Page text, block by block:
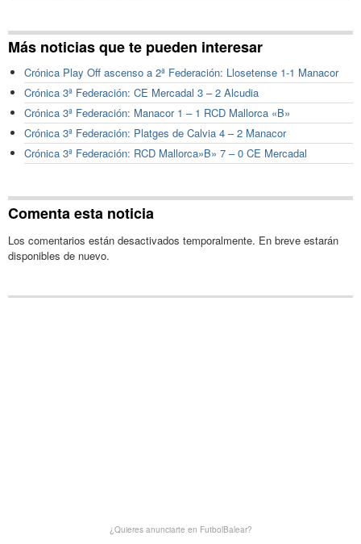
Más noticias que te pueden interesar
Crónica Play Off ascenso a 2ª Federación: Llosetense 1-1 Manacor
Crónica 3ª Federación: CE Mercadal 3 – 2 Alcudia
Crónica 3ª Federación: Manacor 1 – 1 RCD Mallorca «B»
Crónica 3ª Federación: Platges de Calvia 4 – 2 Manacor
Crónica 3ª Federación: RCD Mallorca»B» 7 – 0 CE Mercadal
Comenta esta noticia
Los comentarios están desactivados temporalmente. En breve estarán
disponibles de nuevo.
¿Quieres anunciarte en FutbolBalear?